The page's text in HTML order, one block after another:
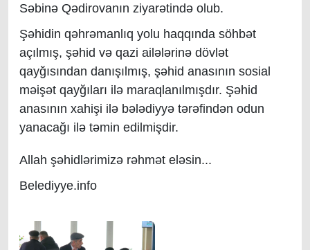
Səbinə Qədirovanın ziyarətində olub.
Şəhidin qəhrəmanlıq yolu haqqında söhbət
açılmış, şəhid və qazi ailələrinə dövlət
qayğısından danışılmış, şəhid anasının sosial
məişət qayğıları ilə maraqlanılmışdır. Şəhid
anasının xahişi ilə bələdiyyə tərəfindən odun
yanacağı ilə təmin edilmişdir.
Allah şəhidlərimizə rəhmət eləsin...
Belediyye.info